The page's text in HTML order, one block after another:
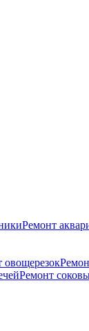
Ремонт
овощерезок
Ремонт